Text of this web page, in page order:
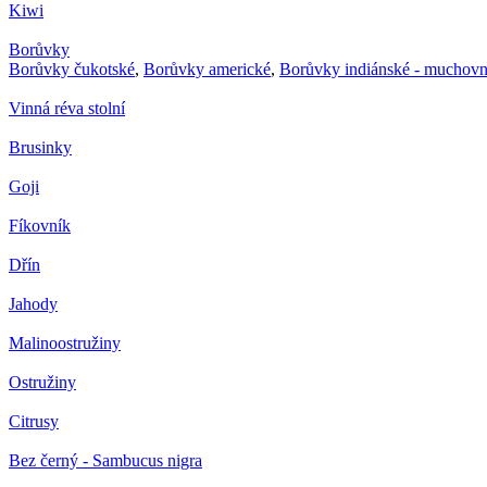
Kiwi
Borůvky
Borůvky čukotské, Borůvky americké, Borůvky indiánské -
Vinná réva stolní
Brusinky
Goji
Fíkovník
Dřín
Jahody
Malinoostružiny
Ostružiny
Citrusy
Bez černý - Sambucus nigra